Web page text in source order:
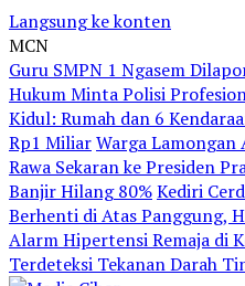
Langsung ke konten
MCN
Guru SMPN 1 Ngasem
Hukum Minta Polisi
Kidul: Rumah dan 6
Rp1 MiliarWarga Lamongan
Rawa Sekaran ke Presiden
Banjir Hilang 80%Kediri
Berhenti di Atas Panggung,
Alarm Hipertensi Remaja di
Terdeteksi Tekanan Darah